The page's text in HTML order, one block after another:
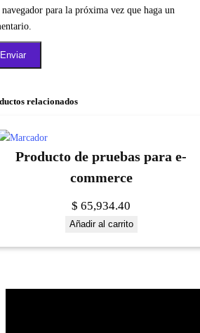
navegador para la próxima vez que haga un
relacionados
Producto de pruebas para e-
commerce
$ 65,934.40
Añadir al carrito